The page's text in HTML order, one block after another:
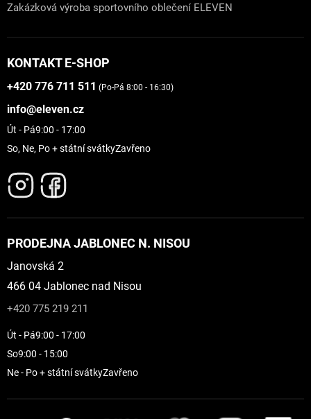
Zakázková výroba sportovního oblečení ELEVEN
KONTAKT E-SHOP
+420 776 711 511 (Po-Pá 8:00 - 16:30)
info@eleven.cz
Út - Pá9:00 - 17:00
So, Ne, Po + státní svátkyZavřeno
PRODEJNA JABLONEC N. NISOU
Janovská 2
466 04 Jablonec nad Nisou
+420 775 219 211
Út - Pá9:00 - 17:00
So9:00 - 15:00
Ne - Po + státní svátkyZavřeno